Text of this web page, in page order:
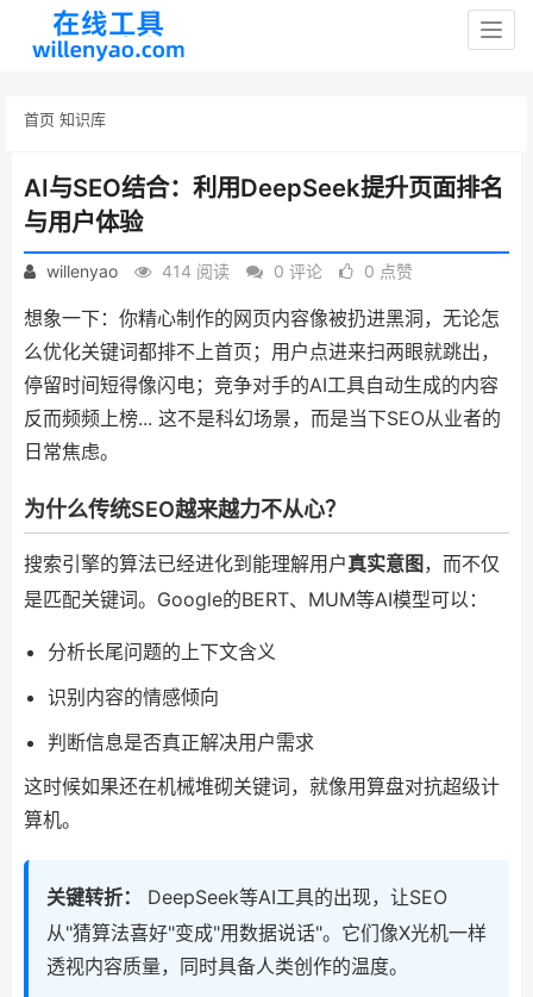
首页 知识库
AI与SEO结合：利用DeepSeek提升页面排名
与用户体验
willenyao 414 阅读 0 评论 0 点赞
想象一下：你精心制作的网页内容像被扔进黑洞，无论怎
么优化关键词都排不上首页；用户点进来扫两眼就跳出，
停留时间短得像闪电；竞争对手的AI工具自动生成的内容
反而频频上榜... 这不是科幻场景，而是当下SEO从业者的
日常焦虑。
为什么传统SEO越来越力不从心？
搜索引擎的算法已经进化到能理解用户真实意图，而不仅
是匹配关键词。Google的BERT、MUM等AI模型可以：
分析长尾问题的上下文含义
识别内容的情感倾向
判断信息是否真正解决用户需求
这时候如果还在机械堆砌关键词，就像用算盘对抗超级计
算机。
关键转折：
DeepSeek等AI工具的出现，让SEO
从"猜算法喜好"变成"用数据说话"。它们像X光机一样
透视内容质量，同时具备人类创作的温度。